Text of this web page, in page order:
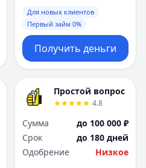
Для новых клиентов
Первый займ 0%
Получить деньги
Простой вопрос
4.8
Сумма
до 100 000 ₽
Срок
до 180 дней
Одобрение
Низкое